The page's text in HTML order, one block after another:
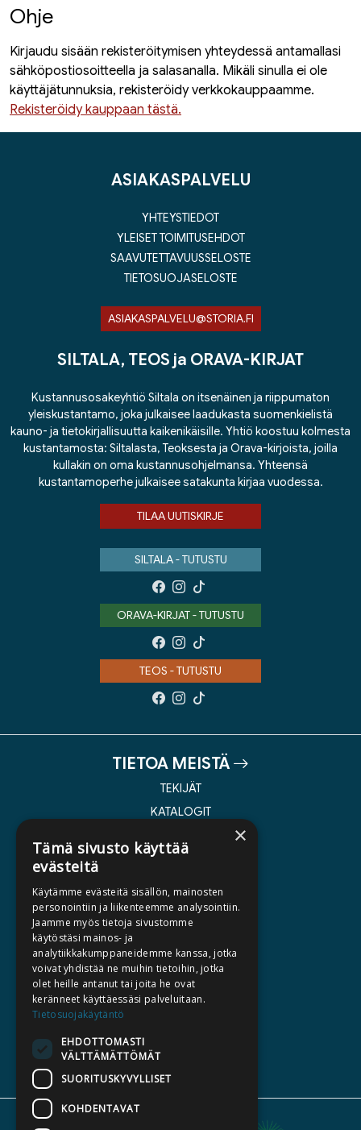
Ohje
Kirjaudu sisään rekisteröitymisen yhteydessä antamallasi
sähköpostiosoitteella ja salasanalla. Mikäli sinulla ei ole
käyttäjätunnuksia, rekisteröidy verkkokauppaamme.
Rekisteröidy kauppaan tästä.
ASIAKASPALVELU
YHTEYSTIEDOT
YLEISET TOIMITUSEHDOT
SAAVUTETTAVUUSSELOSTE
TIETOSUOJASELOSTE
ASIAKASPALVELU@STORIA.FI
SILTALA, TEOS ja ORAVA-KIRJAT
Kustannusosakeyhtiö Siltala on itsenäinen ja riippumaton
yleiskustantamo, joka julkaisee laadukasta suomenkielistä
kauno- ja tietokirjallisuutta kaikenikäisille. Yhtiö koostuu kolmesta
kustantamosta: Siltalasta, Teoksesta ja Orava-kirjoista, joilla
kullakin on oma kustannusohjelmansa. Yhteensä
kustantamoperhe julkaisee satakunta kirjaa vuodessa.
TILAA UUTISKIRJE
SILTALA - TUTUSTU
ORAVA-KIRJAT - TUTUSTU
TEOS - TUTUSTU
TIETOA MEISTÄ
TEKIJÄT
KATALOGIT
KIRJA TILAUSTYÖNÄ
MEDIALLE
LASKUTUSOSOITTEET
SILTALA.FI
ENNAKKOTILATTAVAT
LAHJAKORTTI
×
Tämä sivusto käyttää
evästeitä
Käytämme evästeitä sisällön, mainosten
personointiin ja liikenteemme analysointiin.
Jaamme myös tietoja sivustomme
käytöstäsi mainos- ja
analytiikkakumppaneidemme kanssa, jotka
voivat yhdistää ne muihin tietoihin, jotka
olet heille antanut tai joita he ovat
keränneet käyttäessäsi palveluitaan.
Tietosuojakäytäntö
EHDOTTOMASTI
VÄLTTÄMÄTTÖMÄT
SUORITUSKYVYLLISET
KOHDENTAVAT